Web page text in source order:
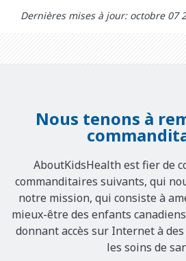
Dernières mises à jour: octobre 07
Nous tenons à
AboutKidsHealth est fier de
commanditaires suivants, qui
notre mission, qui consiste à
mieux-être des enfants
donnant accès sur Internet à
les soins de